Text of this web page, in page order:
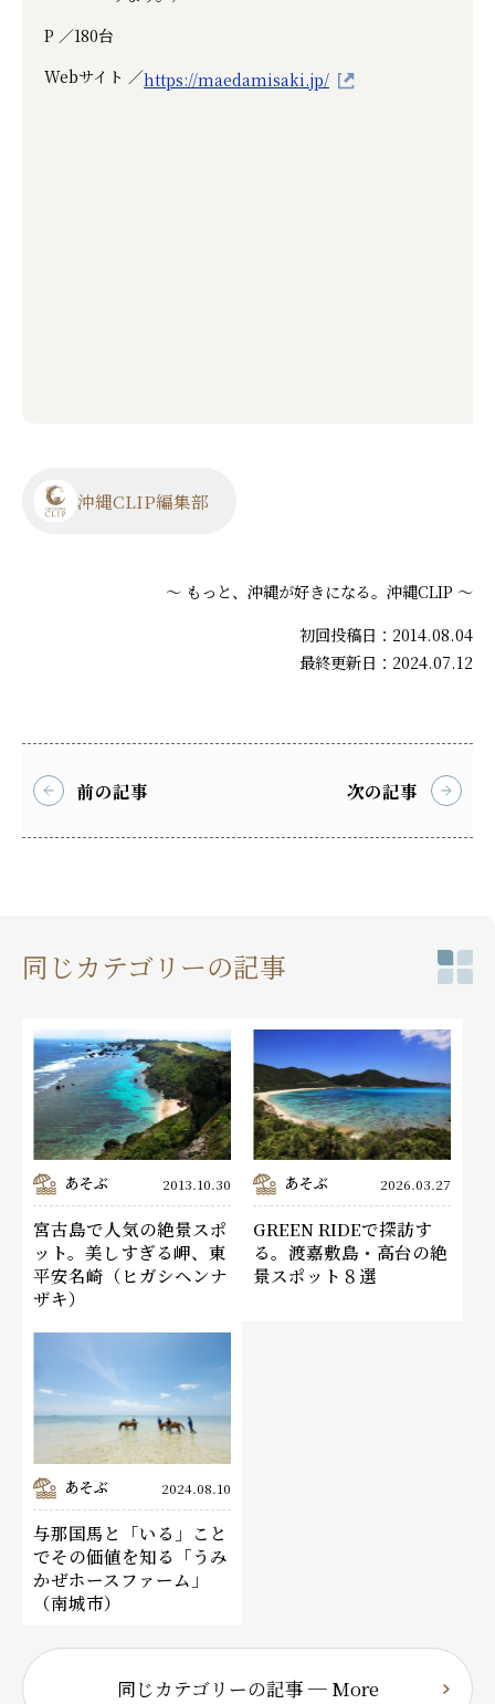
P ／180台
Webサイト ／https://maedamisaki.jp/
沖縄CLIP編集部
～ もっと、沖縄が好きになる。沖縄CLIP ～
初回投稿日：2014.08.04
最終更新日：2024.07.12
前の記事 次の記事
同じカテゴリーの記事
あそぶ 2013.10.30
宮古島で人気の絶景スポ
ット。美しすぎる岬、東
平安名崎（ヒガシヘンナ
ザキ）
あそぶ 2026.03.27
GREEN RIDEで探訪す
る。渡嘉敷島・高台の絶
景スポット８選
あそぶ 2024.08.10
与那国馬と「いる」こと
でその価値を知る「うみ
かぜホースファーム」
（南城市）
同じカテゴリーの記事 ─ More